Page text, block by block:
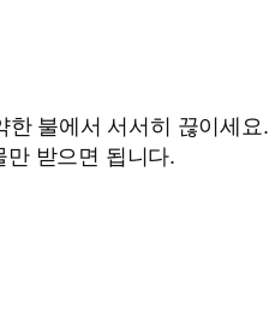
한 불에서 서서히 끊이세요.
받으면 됩니다.